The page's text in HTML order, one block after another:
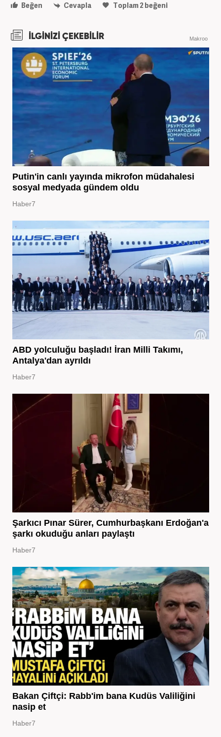
Beğen Cevapla Toplam2beğeni
İLGİNİZİ ÇEKEBİLİR Makroo
Putin'in canlı yayında mikrofon müdahalesi
sosyal medyada gündem oldu
Haber7
ABD yolculuğu başladı! İran Milli Takımı,
Antalya'dan ayrıldı
Haber7
Şarkıcı Pınar Sürer, Cumhurbaşkanı Erdoğan'a
şarkı okuduğu anları paylaştı
Haber7
Bakan Çiftçi: Rabb'im bana Kudüs Valiliğini
nasip et
Haber7